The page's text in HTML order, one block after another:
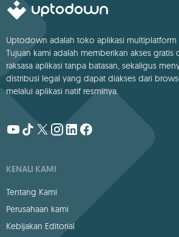
Uptodown adalah toko aplikasi multiplatform
Tujuan kami adalah memberikan akses
raksasa aplikasi tanpa batasan, sekaligus
distribusi legal yang dapat diakses dari
melalui aplikasi natif resminya.
KENALI KAMI
Tentang Kami
Perusahaan kami
Kebijakan Editorial